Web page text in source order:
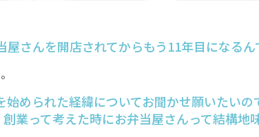
さんを開店されてからもう11年目になるん
められた経緯についてお聞かせ願いたい
業って考えた時にお弁当屋さんって結構地